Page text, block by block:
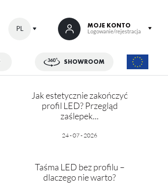
PL MOJE KONTO
Logowanie/rejestracja
SHOWROOM
przy kolejnych zakupach
Jak estetycznie zakończyć
profil LED? Przegląd
zaślepek...
24 - 07 - 2026
Taśma LED bez profilu –
dlaczego nie warto?